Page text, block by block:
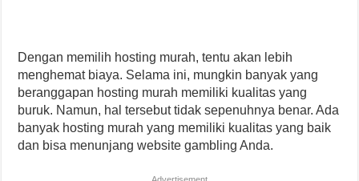
Dengan memilih hosting murah, tentu akan lebih
menghemat biaya. Selama ini, mungkin banyak yang
beranggapan hosting murah memiliki kualitas yang
buruk. Namun, hal tersebut tidak sepenuhnya benar. Ada
banyak hosting murah yang memiliki kualitas yang baik
dan bisa menunjang website gambling Anda.